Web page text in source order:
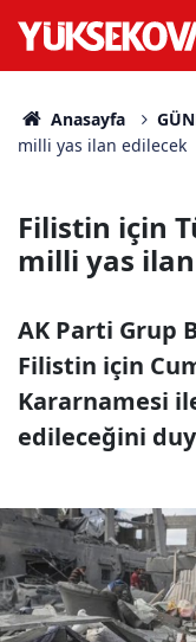
Anasayfa
milli yas ilan edilecek
Filistin için
milli yas
AK Parti Grup
Filistin için
Kararnamesi
edileceğini